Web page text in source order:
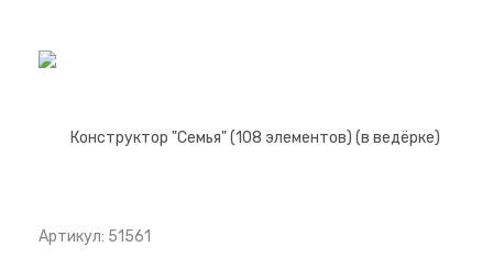
Артикул: 51561